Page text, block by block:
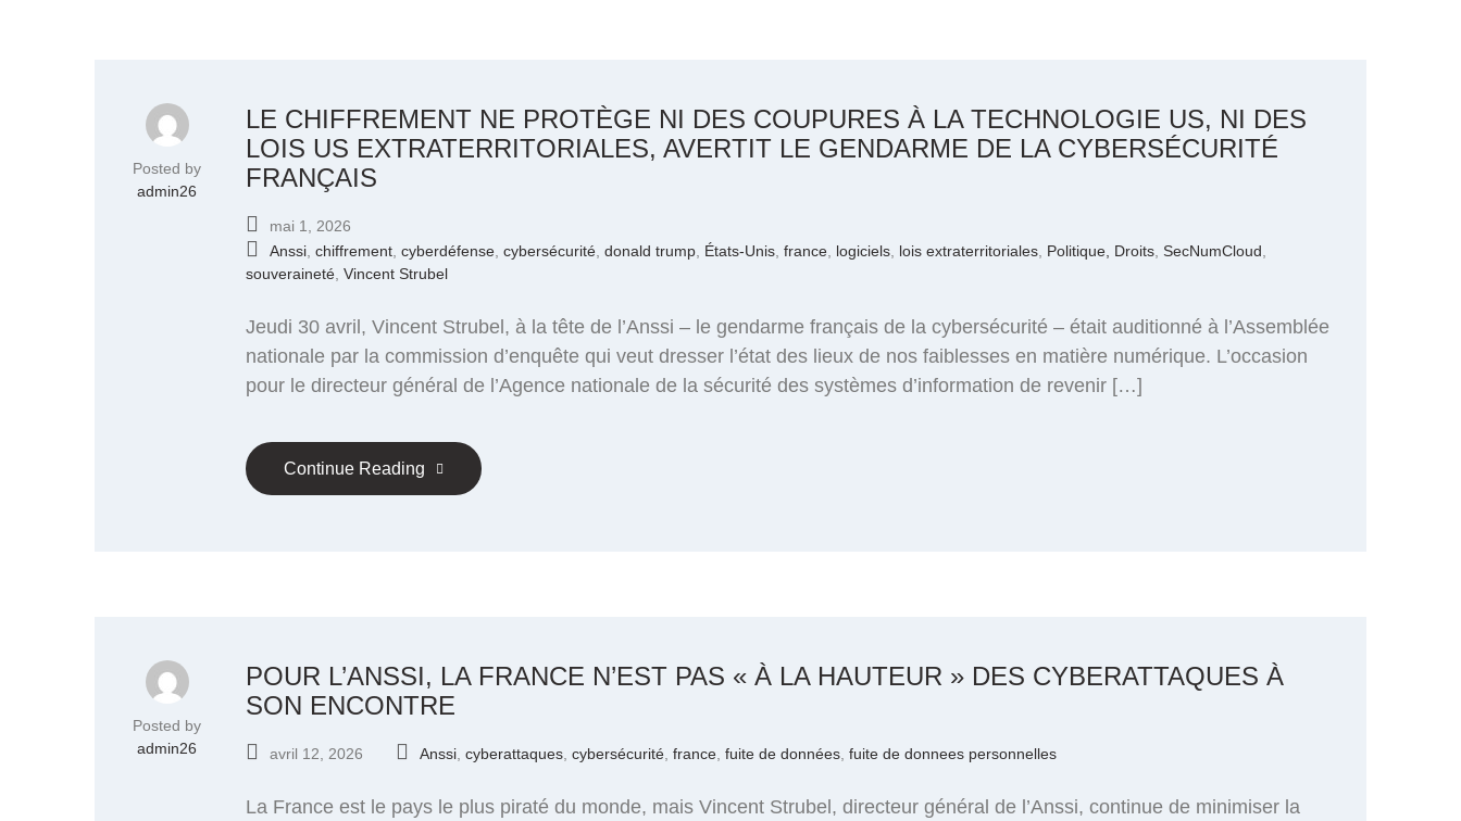
Posted by
admin26
LE CHIFFREMENT NE PROTÈGE NI DES COUPURES À LA TECHNOLOGIE US, NI DES
LOIS US EXTRATERRITORIALES, AVERTIT LE GENDARME DE LA CYBERSÉCURITÉ
FRANÇAIS
mai 1, 2026
Anssi chiffrement cyberdéfense cybersécurité donald trump États-Unis france logiciels lois extraterritoriales Politique, Droits SecNumCloud
souveraineté Vincent Strubel
Jeudi 30 avril, Vincent Strubel, à la tête de l’Anssi – le gendarme français de la cybersécurité – était auditionné à l’Assemblée
nationale par la commission d’enquête qui veut dresser l’état des lieux de nos faiblesses en matière numérique. L’occasion
pour le directeur général de l’Agence nationale de la sécurité des systèmes d’information de revenir […]
Continue Reading
Posted by
admin26
POUR L’ANSSI, LA FRANCE N’EST PAS « À LA HAUTEUR » DES CYBERATTAQUES À
SON ENCONTRE
avril 12, 2026 Anssi cyberattaques cybersécurité france fuite de données fuite de donnees personnelles
La France est le pays le plus piraté du monde, mais Vincent Strubel, directeur général de l’Anssi, continue de minimiser la